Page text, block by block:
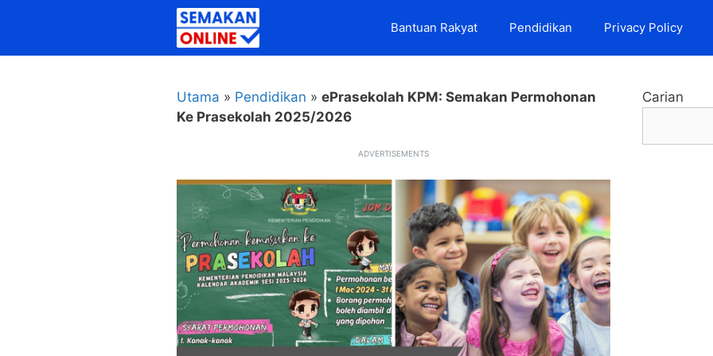
Bantuan Rakyat Pendidikan Privacy Policy
Utama » Pendidikan » ePrasekolah KPM: Semakan Permohonan
Ke Prasekolah 2025/2026
ADVERTISEMENTS
Carian